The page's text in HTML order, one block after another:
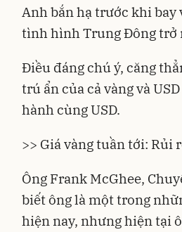
Anh bắn hạ trước khi bay
tình hình Trung Đông trở
Điều đáng chú ý, căng
trú ẩn của cả vàng và
hành cùng USD.
>> Giá vàng tuần tới: Rủi
Ông Frank McGhee,
biết ông là một trong
hiện nay, nhưng hiện tại